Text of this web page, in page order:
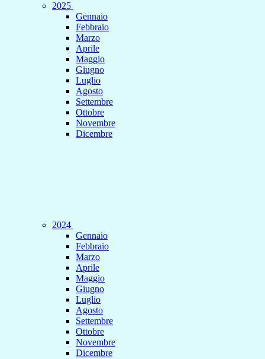
2025
Gennaio
Febbraio
Marzo
Aprile
Maggio
Giugno
Luglio
Agosto
Settembre
Ottobre
Novembre
Dicembre
2024
Gennaio
Febbraio
Marzo
Aprile
Maggio
Giugno
Luglio
Agosto
Settembre
Ottobre
Novembre
Dicembre